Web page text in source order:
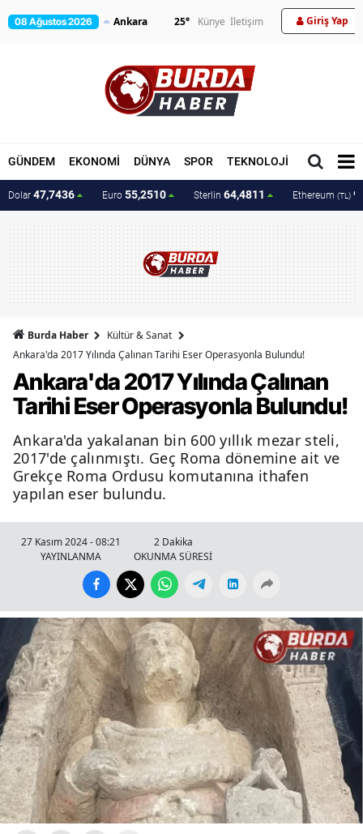
08 Ağustos 2026 25° Künye İletişim Giriş Yap
GÜNDEM EKONOMİ DÜNYA SPOR TEKNOLOJİ MAGAZİN
Dolar 47,7436 Euro 55,2510 Sterlin 64,4811 Ethereum (TL)
Burda Haber
Kültür & Sanat
Ankara'da 2017 Yılında Çalınan Tarihi Eser Operasyonla Bulundu!
Ankara'da 2017 Yılında Çalınan
Tarihi Eser Operasyonla Bulundu!
Ankara'da yakalanan bin 600 yıllık mezar steli,
2017'de çalınmıştı. Geç Roma dönemine ait ve
Grekçe Roma Ordusu komutanına ithafen
yapılan eser bulundu.
27 Kasım 2024 - 08:21
YAYINLANMA
2 Dakika
OKUNMA SÜRESİ